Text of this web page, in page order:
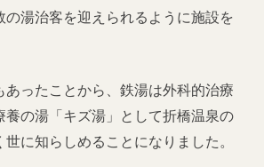
の湯治客を迎えられるように施設を
あったことから、鉄湯は外科的治療
養の湯「キズ湯」として折橋温泉の
に知らしめることになりました。